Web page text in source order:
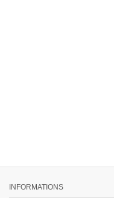
INFORMATIONS